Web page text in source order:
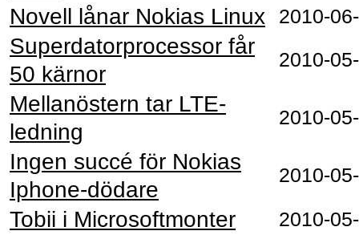
Novell lånar Nokias Linux
Superdatorprocessor får
50 kärnor
Mellanöstern tar LTE-
ledning
Ingen succé för Nokias
Iphone-dödare
Tobii i Microsoftmonter